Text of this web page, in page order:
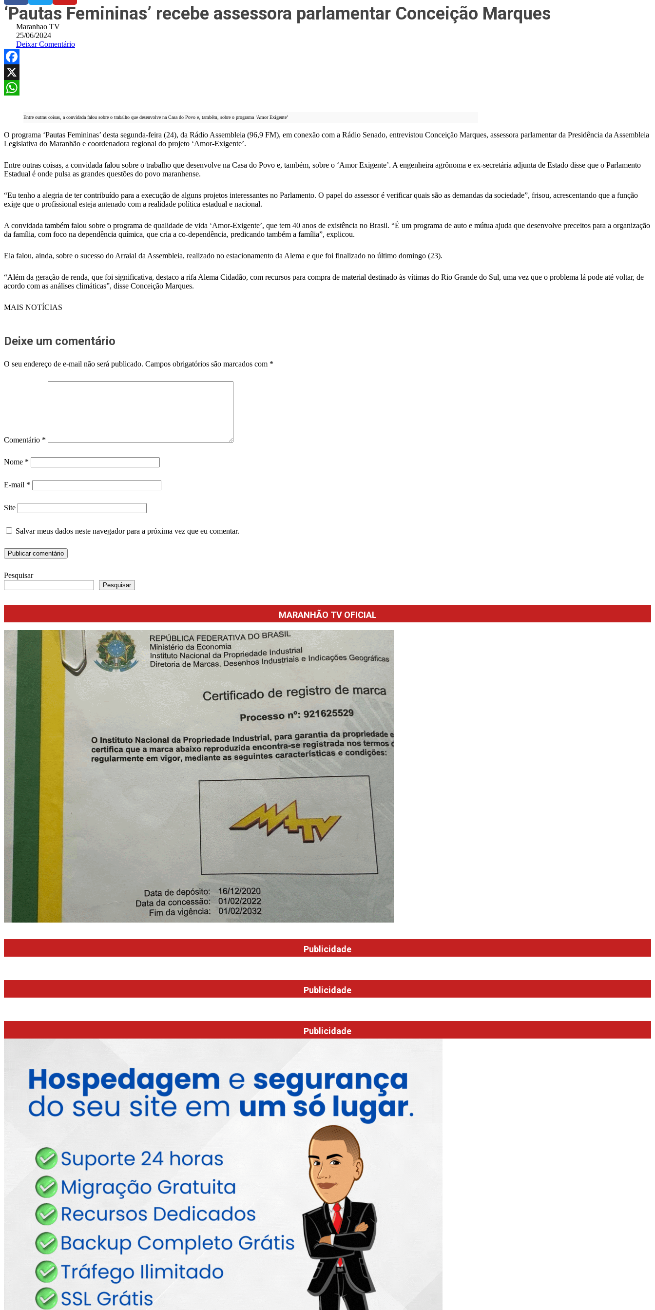
‘Pautas Femininas’ recebe assessora parlamentar Conceição Marques
Maranhao TV
25/06/2024
Deixar Comentário
Facebook
X
Entre outras coisas, a convidada falou sobre o trabalho que desenvolve na Casa do Povo e, também, sobre o programa ‘Amor Exigente’
O programa ‘Pautas Femininas’ desta segunda-feira (24), da Rádio Assembleia (96,9 FM), em conexão com a Rádio Senado, entrevistou Conceição Marques, assessora parlamentar da Presidência da Assembleia
Legislativa do Maranhão e coordenadora regional do projeto ‘Amor-Exigente’.
Entre outras coisas, a convidada falou sobre o trabalho que desenvolve na Casa do Povo e, também, sobre o ‘Amor Exigente’. A engenheira agrônoma e ex-secretária adjunta de Estado disse que o Parlamento
Estadual é onde pulsa as grandes questões do povo maranhense.
“Eu tenho a alegria de ter contribuído para a execução de alguns projetos interessantes no Parlamento. O papel do assessor é verificar quais são as demandas da sociedade”, frisou, acrescentando que a função
exige que o profissional esteja antenado com a realidade política estadual e nacional.
A convidada também falou sobre o programa de qualidade de vida ‘Amor-Exigente’, que tem 40 anos de existência no Brasil. “É um programa de auto e mútua ajuda que desenvolve preceitos para a organização
da família, com foco na dependência química, que cria a co-dependência, predicando também a família”, explicou.
Ela falou, ainda, sobre o sucesso do Arraial da Assembleia, realizado no estacionamento da Alema e que foi finalizado no último domingo (23).
“Além da geração de renda, que foi significativa, destaco a rifa Alema Cidadão, com recursos para compra de material destinado às vítimas do Rio Grande do Sul, uma vez que o problema lá pode até voltar, de
acordo com as análises climáticas”, disse Conceição Marques.
MAIS NOTÍCIAS
Deixe um comentário
O seu endereço de e-mail não será publicado. Campos obrigatórios são marcados com *
Comentário *
Nome *
E-mail *
Site
Salvar meus dados neste navegador para a próxima vez que eu comentar.
Pesquisar
Pesquisar
MARANHÃO TV OFICIAL
Publicidade
Publicidade
Publicidade